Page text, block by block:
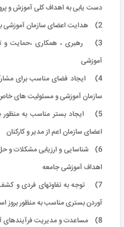
دست یابی به اهداف کلی آموزش و
2) هدایت اعضای سازمان آموزشی برای درک و تشخیص بهتر هدف
3) رهبری ، همکاری ،حمایت و
آموزشی
4) ایجاد فضای مناسب برای
سازمان آموزشی و مسئولیت های
5) ایجاد بستر مناسب به منظور
اعضای سازمان اعم از مدیر و کارکنان
6) شناسایی و ارزیابی مشکلات و
اهداف آموزشی جامعه
7) توجه به تفاوتهای فردی و
آوردن بستری مناسب به منظور بروز
8) مساعدت و مدیریت فرآیندهای آموزش و پرورش به منظور بهره وری بیشتر